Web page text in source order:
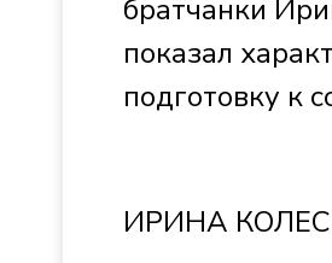
братчанки
показал
подготовку к
ИРИНА